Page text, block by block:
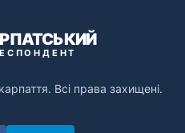
Всі права захищені.